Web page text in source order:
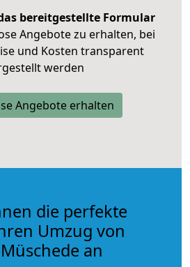
bereitgestellte Formular
Angebote zu erhalten, bei
und Kosten transparent
werden
Angebote erhalten
die perfekte
Umzug von
an